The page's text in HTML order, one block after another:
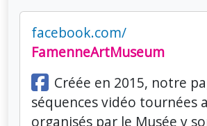
facebook.com/
FamenneArtMuseum
Créée en 2015, notre
séquences vidéo tournées
organisés par le Musée y